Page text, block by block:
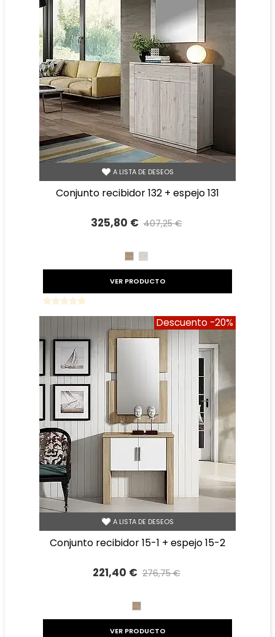
A LISTA DE DESEOS
conjunto recibidor 132 + espejo 131
325,80 € 407,25 €
CAMBRIAN
VER PRODUCTO
Descuento -20%
A LISTA DE DESEOS
conjunto recibidor 15-1 + espejo 15-2
221,40 € 276,75 €
CAMBRIAN
VER PRODUCTO